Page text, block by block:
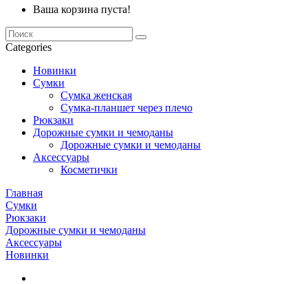
Ваша корзина пуста!
Categories
Новинки
Сумки
Сумка женская
Сумка-планшет через плечо
Рюкзаки
Дорожные сумки и чемоданы
Дорожные сумки и чемоданы
Аксессуары
Косметички
Главная
Сумки
Рюкзаки
Дорожные сумки и чемоданы
Аксессуары
Новинки